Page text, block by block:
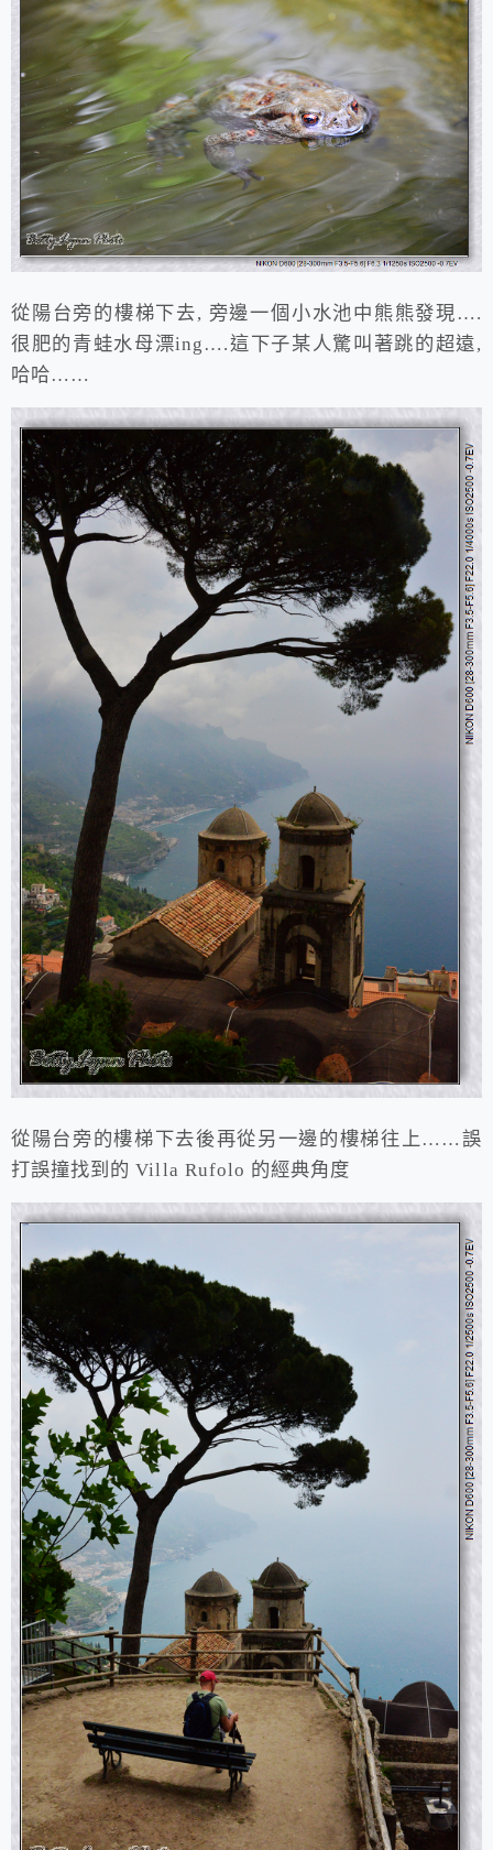
從陽台旁的樓梯下去, 旁邊一個小水池中熊熊發現….
很肥的青蛙水母漂ing….這下子某人驚叫著跳的超遠,
哈哈……
從陽台旁的樓梯下去後再從另一邊的樓梯往上……誤
打誤撞找到的 Villa Rufolo 的經典角度